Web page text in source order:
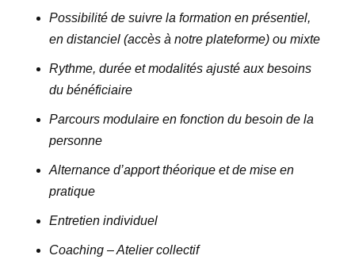
Possibilité de suivre la formation en présentiel,
en distanciel (accès à notre plateforme) ou mixte
Rythme, durée et modalités ajusté aux besoins
du bénéficiaire
Parcours modulaire en fonction du besoin de la
personne
Alternance d’apport théorique et de mise en
pratique
Entretien individuel
Coaching – Atelier collectif